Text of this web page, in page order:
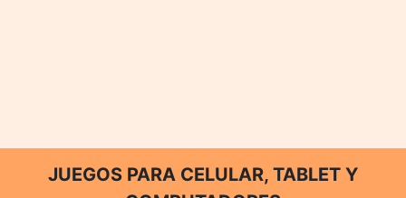
JUEGOS PARA CELULAR, TABLET Y